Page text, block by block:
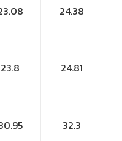
24.38
23.8 24.81
32.3